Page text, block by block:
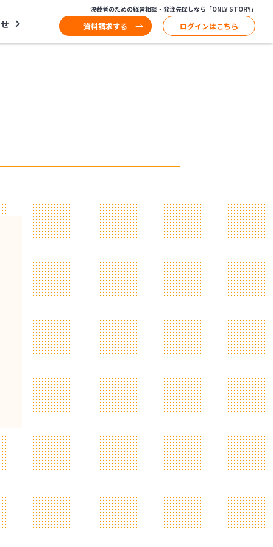
決裁者のための経営相談・発注先探しなら「ONLY STORY」
資料請求する ログインはこちら